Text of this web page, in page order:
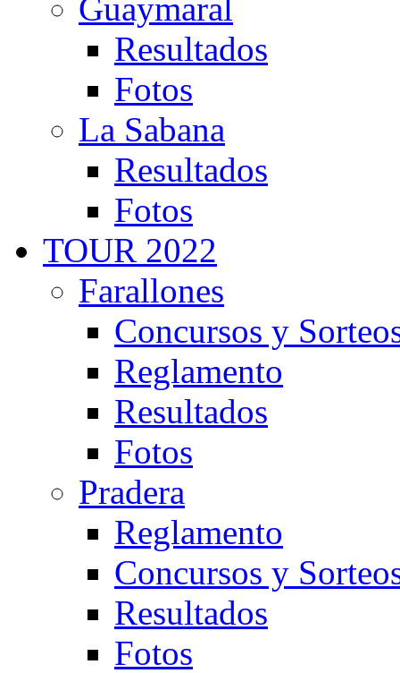
Guaymaral
Resultados
Fotos
La Sabana
Resultados
Fotos
TOUR 2022
Farallones
Concursos y
Reglamento
Resultados
Fotos
Pradera
Reglamento
Concursos y
Resultados
Fotos